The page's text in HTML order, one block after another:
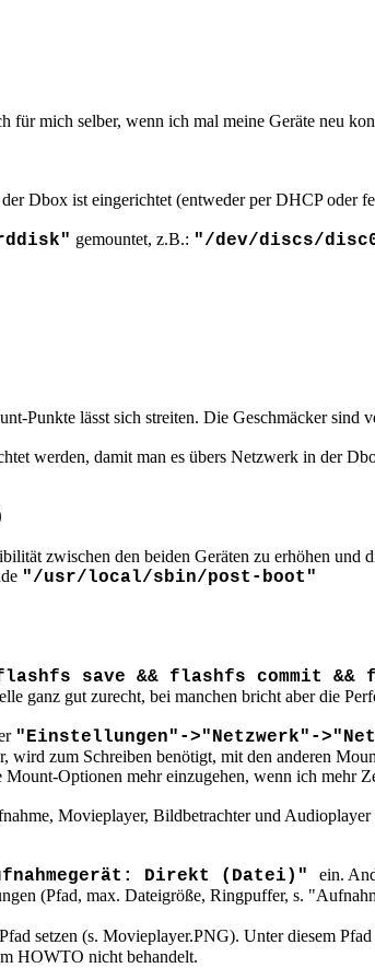
mich selber, wenn ich mal meine Geräte neu
Dbox ist eingerichtet (entweder per DHCP oder
gemountet, z.B.: "/dev/discs/
Punkte lässt sich streiten. Die Geschmäcker sind
werden, damit man es übers Netzwerk in der
zwischen den beiden Geräten zu erhöhen
"/usr/local/sbin/post-boot"
save && flashfs commit &&
ganz gut zurecht, bei manchen bricht aber die
"Einstellungen"->"Netzwerk"-
zum Schreiben benötigt, mit den anderen
Optionen mehr einzugehen, wenn ich mehr
Movieplayer, Bildbetrachter und
Direkt (Datei)" ein.
(Pfad, max. Dateigröße, Ringpuffer, s.
setzen (s. Movieplayer.PNG). Unter diesem
HOWTO nicht behandelt.